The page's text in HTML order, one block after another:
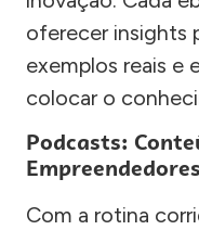
oferecer insights
exemplos reais e
colocar o
Podcasts:
Com a rotina